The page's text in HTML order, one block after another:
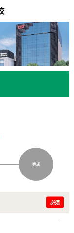
完成
必须